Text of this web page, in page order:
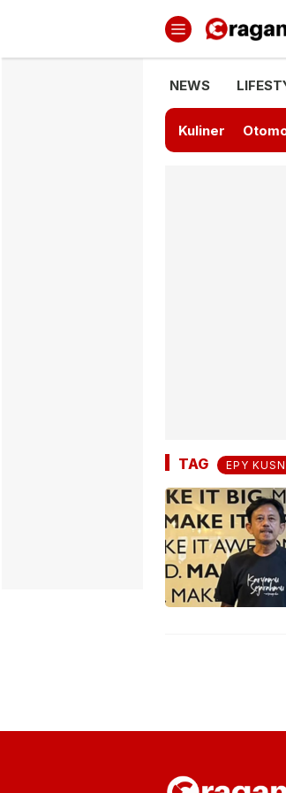
Informasi
NEWS
Kuliner
TAG EPY